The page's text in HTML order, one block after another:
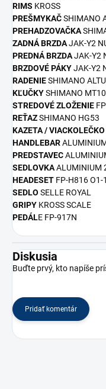
RIMS KROSS
PREŠMYKAČSHIMANO
PREHADZOVAČKA
ZADNÁ BRZDAJAK-Y2
PREDNÁ BRZDAJAK-Y2
BRZDOVÉ PÁKYJAK-Y2
RADENIESHIMANO
KĽUČKYSHIMANO
STREDOVÉ ZLOŽENIE
REŤAZSHIMANO HG53
KAZETA / VIACKOLEČKO
HANDLEBAR
PREDSTAVEC
SEDLOVKAALUMINIUM
HEADESET FP-H816 O1-
SEDLO SELLE ROYAL
GRIPY KROSS SCALE
PEDÁLE FP-917N
Diskusia
Buďte prvý, kto napíše
Pridať komentár